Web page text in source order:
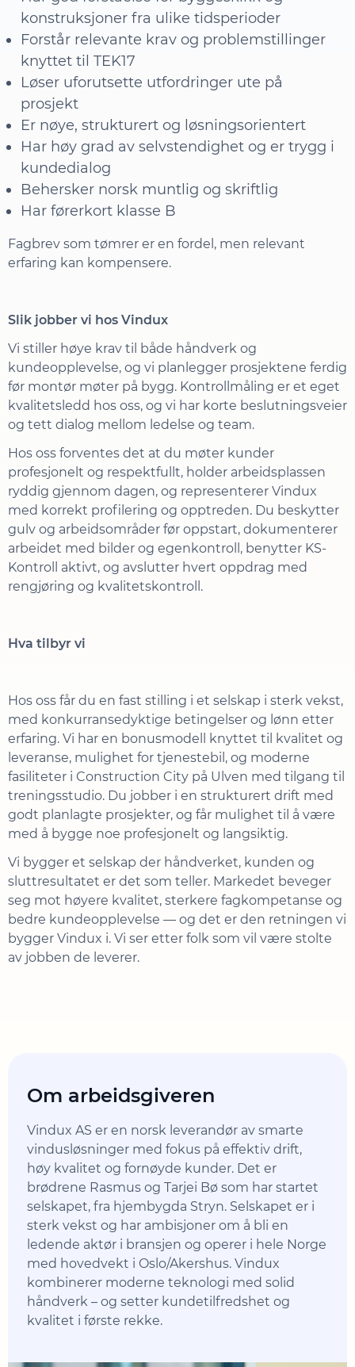
konstruksjoner fra ulike tidsperioder
Forstår relevante krav og problemstillinger
knyttet til TEK17
Løser uforutsette utfordringer ute på
prosjekt
Er nøye, strukturert og løsningsorientert
Har høy grad av selvstendighet og er trygg i
kundedialog
Behersker norsk muntlig og skriftlig
Har førerkort klasse B
Fagbrev som tømrer er en fordel, men relevant
erfaring kan kompensere.
Slik jobber vi hos Vindux
Vi stiller høye krav til både håndverk og
kundeopplevelse, og vi planlegger prosjektene ferdig
før montør møter på bygg. Kontrollmåling er et eget
kvalitetsledd hos oss, og vi har korte beslutningsveier
og tett dialog mellom ledelse og team.
Hos oss forventes det at du møter kunder
profesjonelt og respektfullt, holder arbeidsplassen
ryddig gjennom dagen, og representerer Vindux
med korrekt profilering og opptreden. Du beskytter
gulv og arbeidsområder før oppstart, dokumenterer
arbeidet med bilder og egenkontroll, benytter KS-
Kontroll aktivt, og avslutter hvert oppdrag med
rengjøring og kvalitetskontroll.
Hva tilbyr vi
Hos oss får du en fast stilling i et selskap i sterk vekst,
med konkurransedyktige betingelser og lønn etter
erfaring. Vi har en bonusmodell knyttet til kvalitet og
leveranse, mulighet for tjenestebil, og moderne
fasiliteter i Construction City på Ulven med tilgang til
treningsstudio. Du jobber i en strukturert drift med
godt planlagte prosjekter, og får mulighet til å være
med å bygge noe profesjonelt og langsiktig.
Vi bygger et selskap der håndverket, kunden og
sluttresultatet er det som teller. Markedet beveger
seg mot høyere kvalitet, sterkere fagkompetanse og
bedre kundeopplevelse — og det er den retningen vi
bygger Vindux i. Vi ser etter folk som vil være stolte
av jobben de leverer.
Om arbeidsgiveren
Vindux AS er en norsk leverandør av smarte
vindusløsninger med fokus på effektiv drift,
høy kvalitet og fornøyde kunder. Det er
brødrene Rasmus og Tarjei Bø som har startet
selskapet, fra hjembygda Stryn. Selskapet er i
sterk vekst og har ambisjoner om å bli en
ledende aktør i bransjen og operer i hele Norge
med hovedvekt i Oslo/Akershus. Vindux
kombinerer moderne teknologi med solid
håndverk – og setter kundetilfredshet og
kvalitet i første rekke.